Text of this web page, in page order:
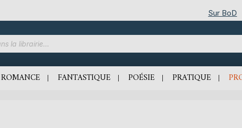
Sur BoD
ROMANCE FANTASTIQUE POÉSIE PRATIQUE